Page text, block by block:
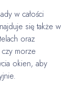
w całości
się także w
oraz
morze
okien, aby